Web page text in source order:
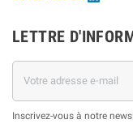
LETTRE
Inscrivez-vous à notre